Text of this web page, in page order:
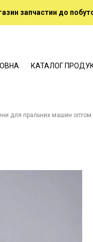
запчастин до
КАТАЛОГ
для пральних машин оптом